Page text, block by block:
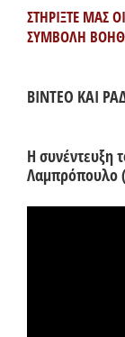
ΣΤΗΡΙΞΤΕ ΜΑΣ
ΣΥΜΒΟΛΗ
ΒΙΝΤΕΟ ΚΑΙ
Η συνέντευξη
Λαμπρόπουλο